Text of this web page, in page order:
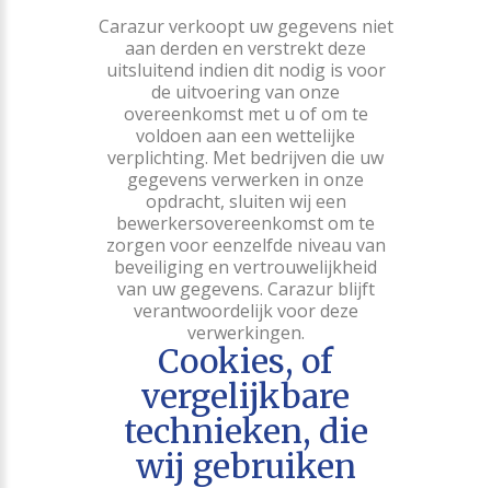
Carazur verkoopt uw gegevens niet
aan derden en verstrekt deze
uitsluitend indien dit nodig is voor
de uitvoering van onze
overeenkomst met u of om te
voldoen aan een wettelijke
verplichting. Met bedrijven die uw
gegevens verwerken in onze
opdracht, sluiten wij een
bewerkersovereenkomst om te
zorgen voor eenzelfde niveau van
beveiliging en vertrouwelijkheid
van uw gegevens. Carazur blijft
verantwoordelijk voor deze
verwerkingen.
Cookies, of
vergelijkbare
technieken, die
wij gebruiken